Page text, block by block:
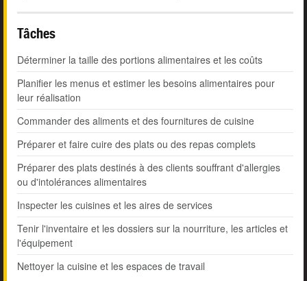
Tâches
Déterminer la taille des portions alimentaires et les coûts
Planifier les menus et estimer les besoins alimentaires pour
leur réalisation
Commander des aliments et des fournitures de cuisine
Préparer et faire cuire des plats ou des repas complets
Préparer des plats destinés à des clients souffrant d'allergies
ou d'intolérances alimentaires
Inspecter les cuisines et les aires de services
Tenir l'inventaire et les dossiers sur la nourriture, les articles et
l'équipement
Nettoyer la cuisine et les espaces de travail